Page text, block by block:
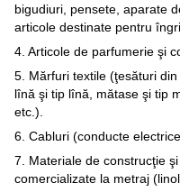
bigudiuri, pensete, aparate
articole destinate pentru
4. Articole de parfumerie şi
5. Mărfuri textile (ţesături
lînă şi tip lînă, mătase şi tip
etc.).
6. Cabluri (conducte
7. Materiale de construcţie
comercializate la metraj